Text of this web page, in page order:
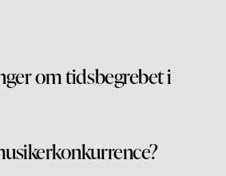
om tidsbegrebet i